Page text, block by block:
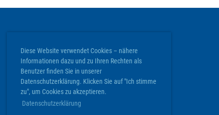
Diese Website verwendet Cookies – nähere
Informationen dazu und zu Ihren Rechten als
Benutzer finden Sie in unserer
Datenschutzerklärung. Klicken Sie auf "Ich stimme
zu", um Cookies zu akzeptieren.
Datenschutzerklärung
Volley Köniz
Werkstrasse 20 | 3084 Wabern
info@volley-koeniz.ch